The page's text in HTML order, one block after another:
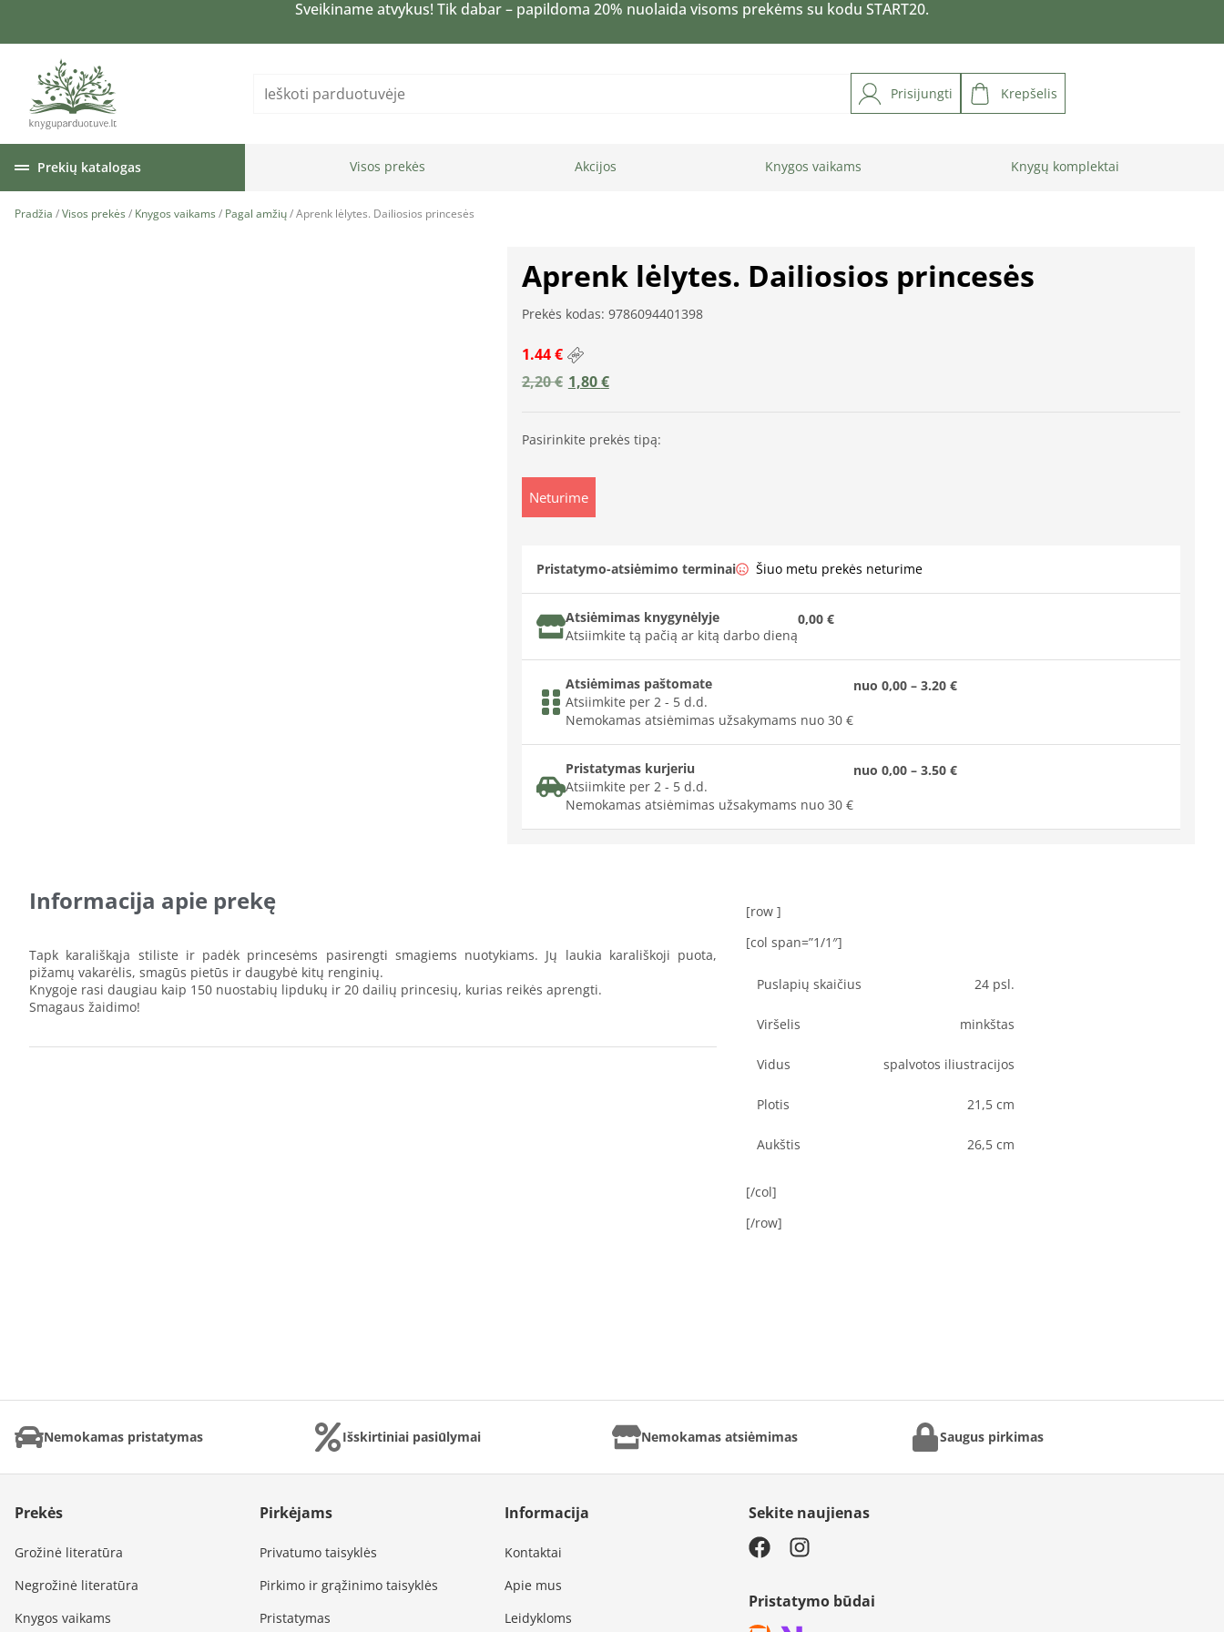
Sveikiname atvykus! Tik dabar – papildoma 20% nuolaida visoms prekėms su kodu START20.
Prisijungti Krepšelis
Prekių katalogas Visos prekės Akcijos Knygos vaikams Knygų komplektai
Pradžia /Visos prekės / Knygos vaikams / Pagal amžių/ Aprenk lėlytes. Dailiosios princesės
Aprenk lėlytes. Dailiosios princesės
Prekės kodas: 9786094401398
1.44 €
2,20€ 1,80€
Pasirinkite prekės tipą:
Neturime
Pristatymo-atsiėmimo terminai Šiuo metu prekės neturime
Atsiėmimas knygynėlyje
Atsiimkite tą pačią ar kitą darbo dieną
0,00 €
Atsiėmimas paštomate
Atsiimkite per 2 - 5 d.d.
Nemokamas atsiėmimas užsakymams nuo 30 €
nuo 0,00 – 3.20 €
Pristatymas kurjeriu
Atsiimkite per 2 - 5 d.d.
Nemokamas atsiėmimas užsakymams nuo 30 €
nuo 0,00 – 3.50 €
Informacija apie prekę
Tapk karališkąja stiliste ir padėk princesėms pasirengti smagiems nuotykiams. Jų laukia karališkoji puota,
pižamų vakarėlis, smagūs pietūs ir daugybė kitų renginių.
Knygoje rasi daugiau kaip 150 nuostabių lipdukų ir 20 dailių princesių, kurias reikės aprengti.
Smagaus žaidimo!
[row ]
[col span=”1/1″]
Puslapių skaičius 24 psl.
Viršelis minkštas
Vidus spalvotos iliustracijos
Plotis 21,5 cm
Aukštis 26,5 cm
[/col]
[/row]
Nemokamas pristatymas Išskirtiniai pasiūlymai Nemokamas atsiėmimas Saugus pirkimas
Prekės
Grožinė literatūra
Negrožinė literatūra
Knygos vaikams
Pirkėjams
Privatumo taisyklės
Pirkimo ir grąžinimo taisyklės
Pristatymas
Informacija
Kontaktai
Apie mus
Leidykloms
Sekite naujienas
Pristatymo būdai